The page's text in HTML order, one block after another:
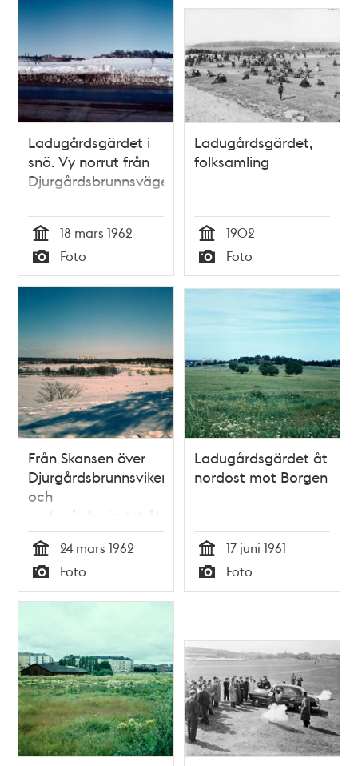
Ladugårdsgärdet i
snö. Vy norrut från
Djurgårdsbrunnsvägen
Tid
18 mars 1962
Typ
Foto
Ladugårdsgärdet,
folksamling
Tid
1902
Typ
Foto
Från Skansen över
Djurgårdsbrunnsviken
och
Ladugårdsgärdet åt
NO
Tid
24 mars 1962
Typ
Foto
Ladugårdsgärdet åt
nordost mot Borgen
Tid
17 juni 1961
Typ
Foto